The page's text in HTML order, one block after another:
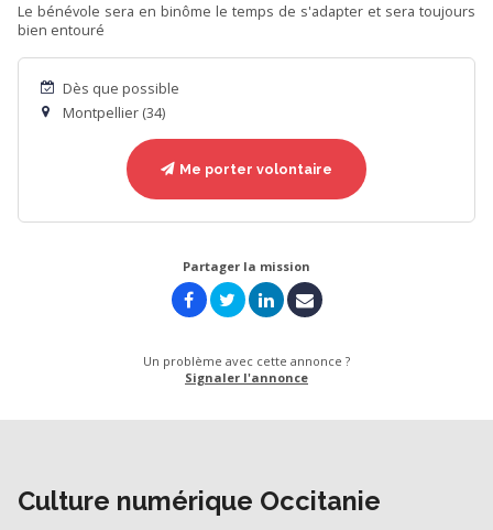
Le bénévole sera en binôme le temps de s'adapter et sera toujours
bien entouré
Dès que possible
Montpellier (34)
Me porter volontaire
Partager la mission
Un problème avec cette annonce ?
Signaler l'annonce
Culture numérique Occitanie